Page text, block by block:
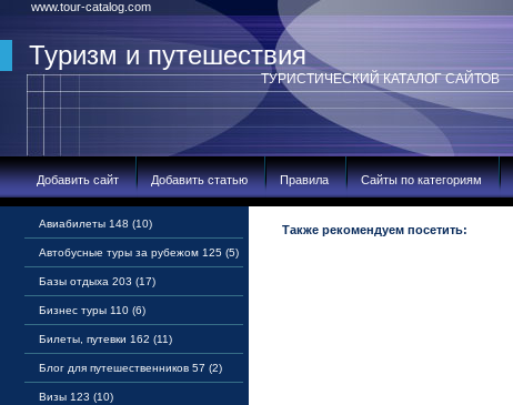
www.tour-catalog.com
Туризм и путешествия
ТУРИСТИЧЕСКИЙ КАТАЛОГ САЙТОВ
Добавить сайт Добавить статью Правила Сайты по категориям
Авиабилеты 148 (10)
Автобусные туры за рубежом 125 (5)
Базы отдыха 203 (17)
Бизнес туры 110 (6)
Билеты, путевки 162 (11)
Блог для путешественников 57 (2)
Визы 123 (10)
Также рекомендуем посетить: